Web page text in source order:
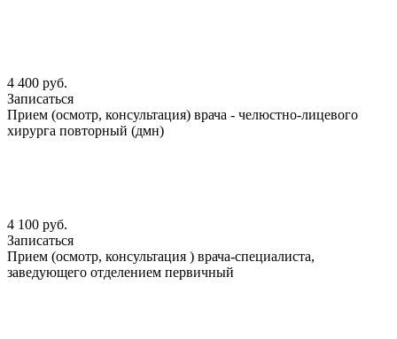
4 400 руб.
Записаться
Прием (осмотр, консультация) врача - челюстно-лицевого
хирурга повторный (дмн)
4 100 руб.
Записаться
Прием (осмотр, консультация ) врача-специалиста,
заведующего отделением первичный